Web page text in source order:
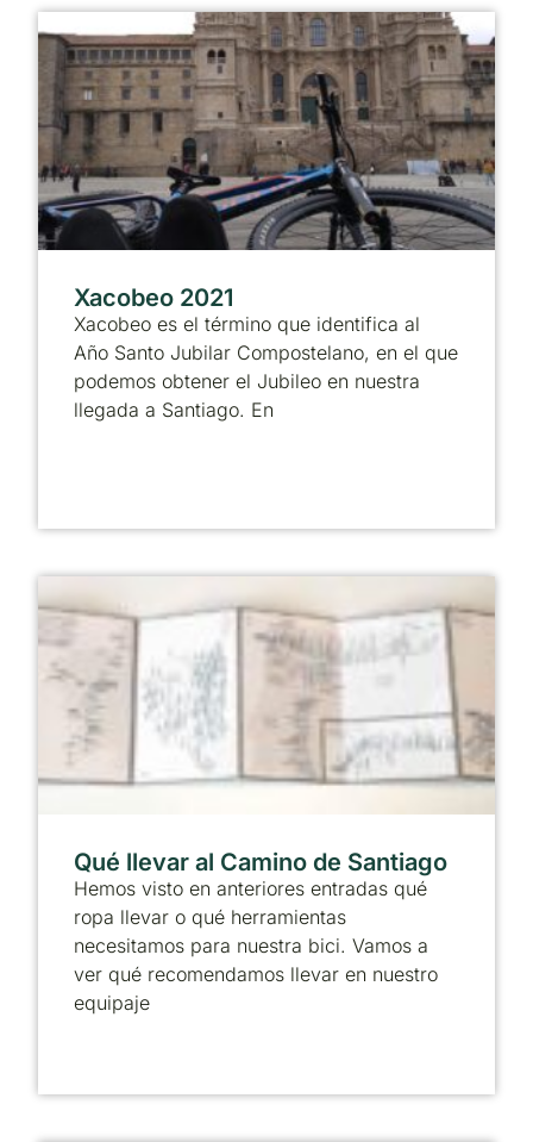
Xacobeo 2021
Xacobeo es el término que identifica al
Año Santo Jubilar Compostelano, en el que
podemos obtener el Jubileo en nuestra
llegada a Santiago. En
Qué llevar al Camino de Santiago
Hemos visto en anteriores entradas qué
ropa llevar o qué herramientas
necesitamos para nuestra bici. Vamos a
ver qué recomendamos llevar en nuestro
equipaje